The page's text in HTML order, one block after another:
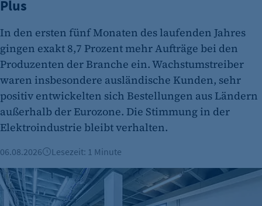
Cookie Laufzeit:
"no" - 50 Jahre "yes" - 480 Tage
fe_typo_user
Name:
fe_typo_user
Anbieter:
CMS TYPO3
Zweck:
Session-Cookie für die Verwaltung von
Benutzer-Sessions (z. B. bei Login, Umfrage
oder Formularen). Wird auch bei Caching zur
Plus
In den ersten fünf Monaten des laufenden Jahres
gingen exakt 8,7 Prozent mehr Aufträge bei den
Produzenten der Branche ein. Wachstumstreiber
waren insbesondere ausländische Kunden, sehr
positiv entwickelten sich Bestellungen aus Ländern
außerhalb der Eurozone. Die Stimmung in der
Elektroindustrie bleibt verhalten.
06.08.2026 Lesezeit: 1 Minute
Büroimmobilien Berlin: Starkes Wachstum im ersten